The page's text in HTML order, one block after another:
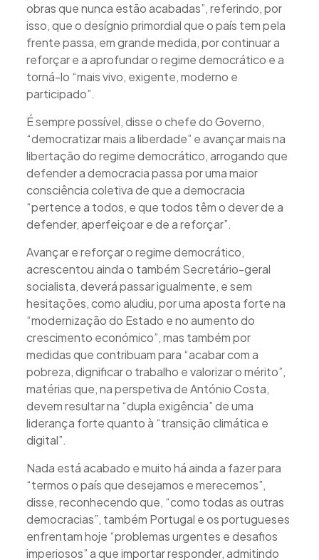
obras que nunca estão acabadas”, referindo, por
isso, que o desígnio primordial que o país tem pela
frente passa, em grande medida, por continuar a
reforçar e a aprofundar o regime democrático e a
torná-lo “mais vivo, exigente, moderno e
participado”.
É sempre possível, disse o chefe do Governo,
“democratizar mais a liberdade” e avançar mais na
libertação do regime democrático, arrogando que
defender a democracia passa por uma maior
consciência coletiva de que a democracia
“pertence a todos, e que todos têm o dever de a
defender, aperfeiçoar e de a reforçar”.
Avançar e reforçar o regime democrático,
acrescentou ainda o também Secretário-geral
socialista, deverá passar igualmente, e sem
hesitações, como aludiu, por uma aposta forte na
“modernização do Estado e no aumento do
crescimento económico”, mas também por
medidas que contribuam para “acabar com a
pobreza, dignificar o trabalho e valorizar o mérito”,
matérias que, na perspetiva de António Costa,
devem resultar na “dupla exigência” de uma
liderança forte quanto à “transição climática e
digital”.
Nada está acabado e muito há ainda a fazer para
“termos o país que desejamos e merecemos”,
disse, reconhecendo que, “como todas as outras
democracias”, também Portugal e os portugueses
enfrentam hoje “problemas urgentes e desafios
imperiosos” a que importar responder, admitindo